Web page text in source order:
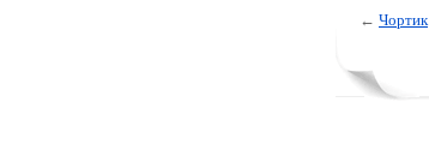
← Чортик